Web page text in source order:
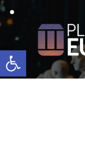
Open toolbar